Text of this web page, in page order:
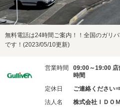
無料電話は24時間ご案内！！全国のガリ
です！(2023/05/10更新)
営業時間
09:00～19:00
時間
定休日
ご連絡ください
法人名
株式会社ＩＤＯＭ